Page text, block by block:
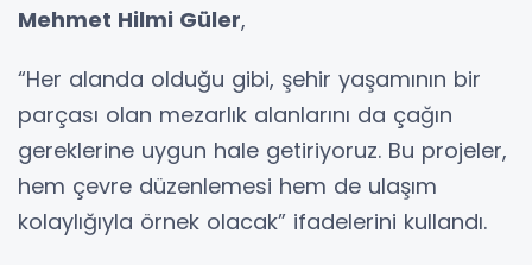
Mehmet Hilmi Güler,
“Her alanda olduğu gibi, şehir yaşamının bir
parçası olan mezarlık alanlarını da çağın
gereklerine uygun hale getiriyoruz. Bu projeler,
hem çevre düzenlemesi hem de ulaşım
kolaylığıyla örnek olacak” ifadelerini kullandı.